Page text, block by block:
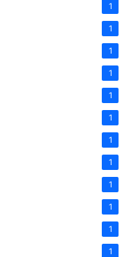
1
1
1
1
1
1
1
1
1
1
1
1